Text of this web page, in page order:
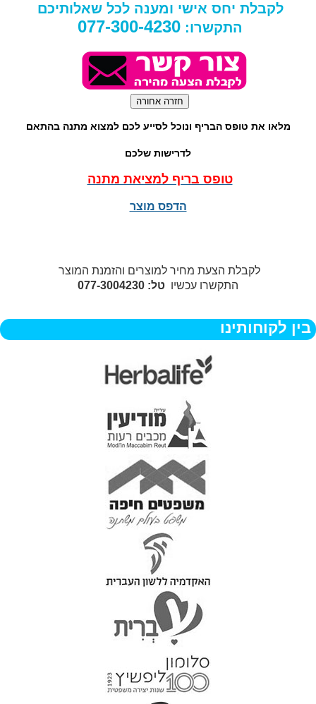
לקבלת יחס אישי ומענה לכל שאלותיכם
התקשרו: 077-300-4230
מלאו את טופס הבריף ונוכל לסייע לכם למצוא מתנה בהתאם
לדרישות שלכם
טופס בריף למציאת מתנה
הדפס מוצר
לקבלת הצעת מחיר למוצרים והזמנת המוצר
התקשרו עכשיו טל: 077-3004230
בין לקוחותינו